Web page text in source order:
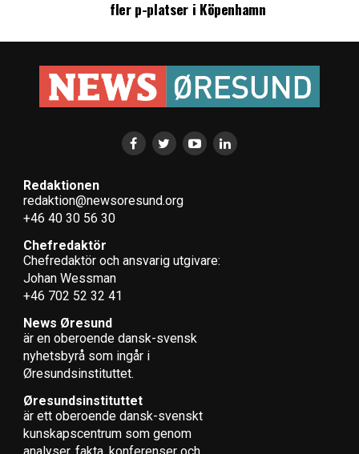
Foto: pressbild Eivør
Eivør.
Sångerskan
skapar
Hennes
musikvideos är
ofta inspelade i
det dramatiska
färöiska
landskapet och hon sjunger både på färöiska och
isländska. På lördag uppträder hon på Amager Bio.
Konserten ingår i programmet för Köpenhamns
världsmusikfestival som i år går av stapeln på 29 scener
i huvudstadsområdet. Amager Bio är värd för den
nordiska scenen.
Eivør. Amager Bio, Köpenhamn. 6 september.
CPH World Music Festival. 3–7 september.
fler p-platser i Köpenhamn
Redaktionen
redaktion@newsoresund.org
+46 40 30 56 30
Chefredaktör
Chefredaktör och ansvarig utgivare:
Johan Wessman
+46 702 52 32 41
News Øresund
är en oberoende dansk-svensk
nyhets­byrå som ingår i
Øresundsinstituttet.
Øresundsinstituttet
är ett oberoende dansk-svenskt
kunskapscentrum som genom